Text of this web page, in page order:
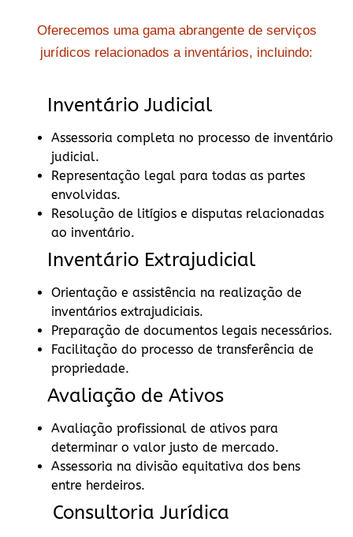
Oferecemos uma gama abrangente de serviços
jurídicos relacionados a inventários, incluindo:
Inventário Judicial
Assessoria completa no processo de inventário
judicial.
Representação legal para todas as partes
envolvidas.
Resolução de litígios e disputas relacionadas
ao inventário.
Inventário Extrajudicial
Orientação e assistência na realização de
inventários extrajudiciais.
Preparação de documentos legais necessários.
Facilitação do processo de transferência de
propriedade.
Avaliação de Ativos
Avaliação profissional de ativos para
determinar o valor justo de mercado.
Assessoria na divisão equitativa dos bens
entre herdeiros.
Consultoria Jurídica